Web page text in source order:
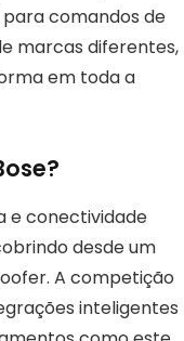
comandos de
marcas diferentes,
em toda a
e conectividade
desde um
A competição
inteligentes